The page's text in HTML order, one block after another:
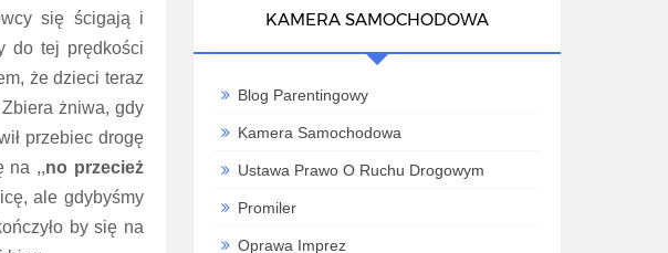
się ścigają i
do tej prędkości
że dzieci teraz
żniwa, gdy
przebiec drogę
na ,,no przecież
ale gdybyśmy
by się na
KAMERA SAMOCHODOWA
Blog Parentingowy
Kamera Samochodowa
Ustawa Prawo O Ruchu Drogowym
Promiler
Oprawa Imprez